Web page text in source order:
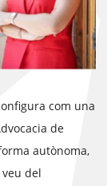
com una
de
autònoma,
del